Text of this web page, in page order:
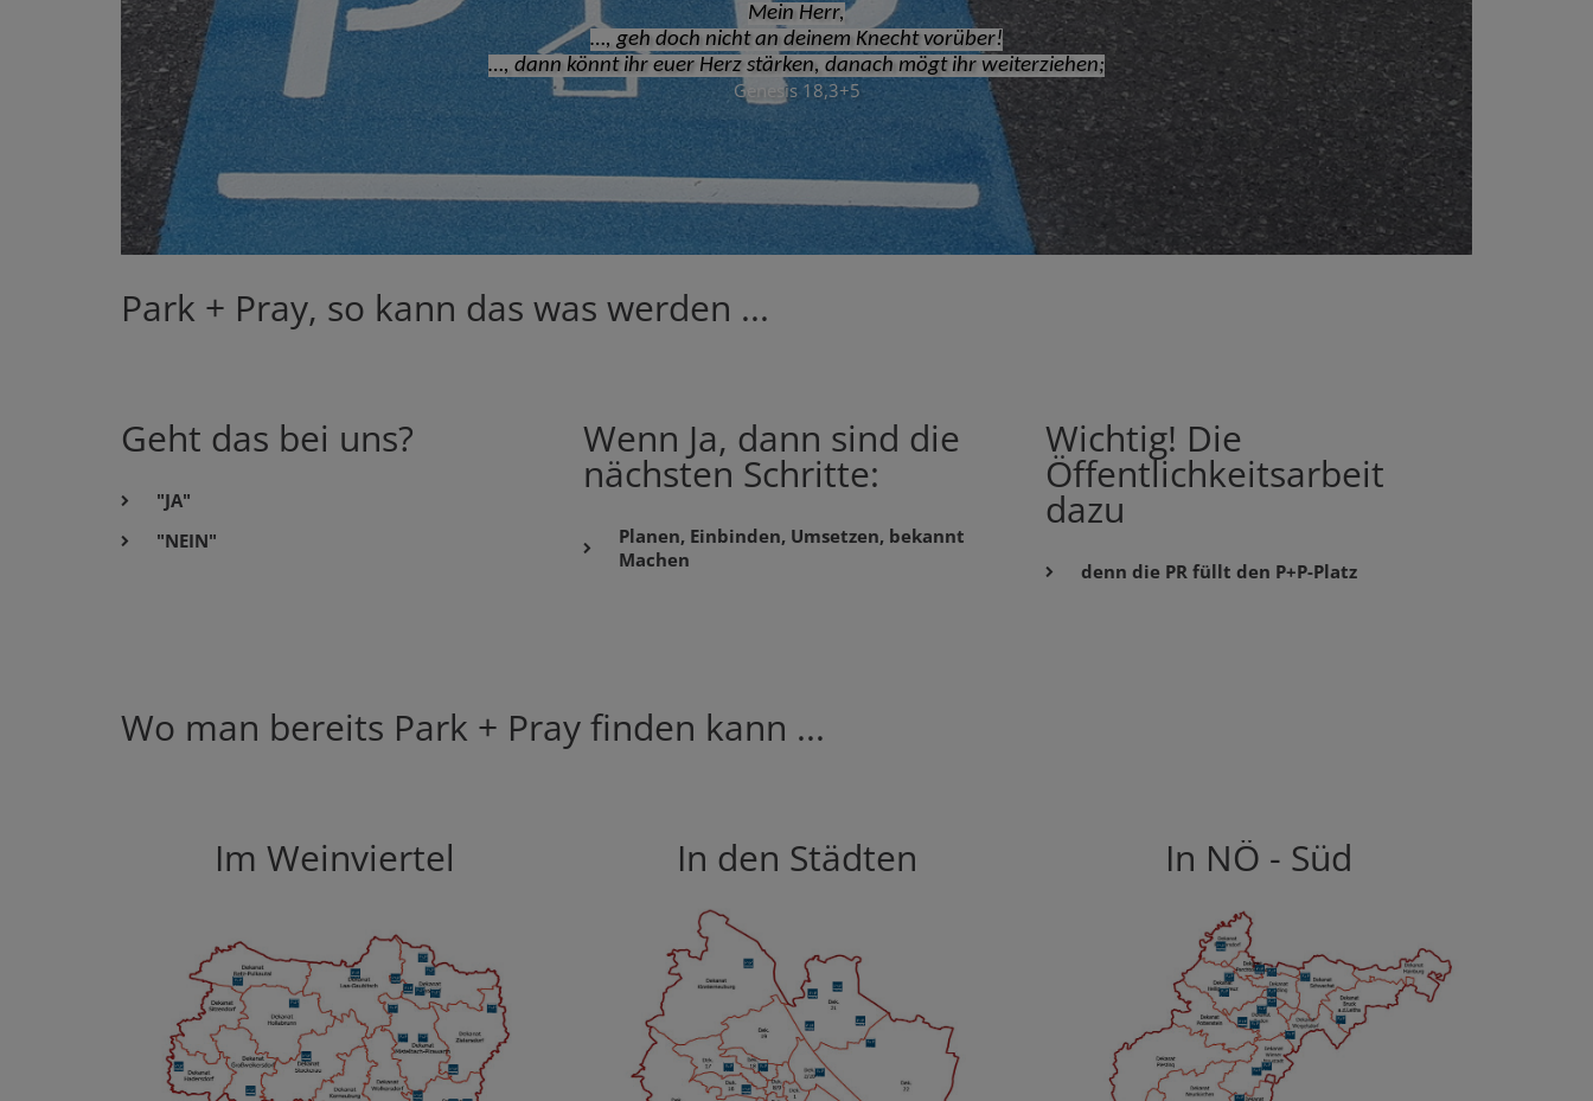
Mein Herr,
…, geh doch nicht an deinem Knecht vorüber!
…, dann könnt ihr euer Herz stärken, danach mögt ihr weiterziehen;
Genesis 18,3+5
Park + Pray, so kann das was werden ...
Geht das bei uns?
"JA"
"NEIN"
Wenn Ja, dann sind die
nächsten Schritte:
Planen, Einbinden, Umsetzen, bekannt
Machen
Wichtig! Die
Öffentlichkeitsarbeit
dazu
denn die PR füllt den P+P-Platz
Wo man bereits Park + Pray finden kann ...
Im Weinviertel In den Städten In NÖ - Süd